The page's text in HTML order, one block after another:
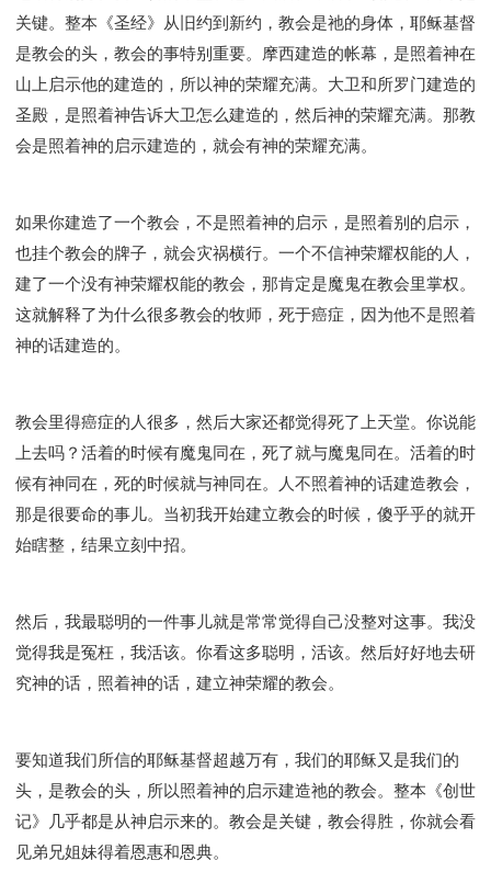
关键。整本《圣经》从旧约到新约，教会是祂的身体，耶稣基督
是教会的头，教会的事特别重要。摩西建造的帐幕，是照着神在
山上启示他的建造的，所以神的荣耀充满。大卫和所罗门建造的
圣殿，是照着神告诉大卫怎么建造的，然后神的荣耀充满。那教
会是照着神的启示建造的，就会有神的荣耀充满。
如果你建造了一个教会，不是照着神的启示，是照着别的启示，
也挂个教会的牌子，就会灾祸横行。一个不信神荣耀权能的人，
建了一个没有神荣耀权能的教会，那肯定是魔鬼在教会里掌权。
这就解释了为什么很多教会的牧师，死于癌症，因为他不是照着
神的话建造的。
教会里得癌症的人很多，然后大家还都觉得死了上天堂。你说能
上去吗？活着的时候有魔鬼同在，死了就与魔鬼同在。活着的时
候有神同在，死的时候就与神同在。人不照着神的话建造教会，
那是很要命的事儿。当初我开始建立教会的时候，傻乎乎的就开
始瞎整，结果立刻中招。
然后，我最聪明的一件事儿就是常常觉得自己没整对这事。我没
觉得我是冤枉，我活该。你看这多聪明，活该。然后好好地去研
究神的话，照着神的话，建立神荣耀的教会。
要知道我们所信的耶稣基督超越万有，我们的耶稣又是我们的
头，是教会的头，所以照着神的启示建造祂的教会。整本《创世
记》几乎都是从神启示来的。教会是关键，教会得胜，你就会看
见弟兄姐妹得着恩惠和恩典。